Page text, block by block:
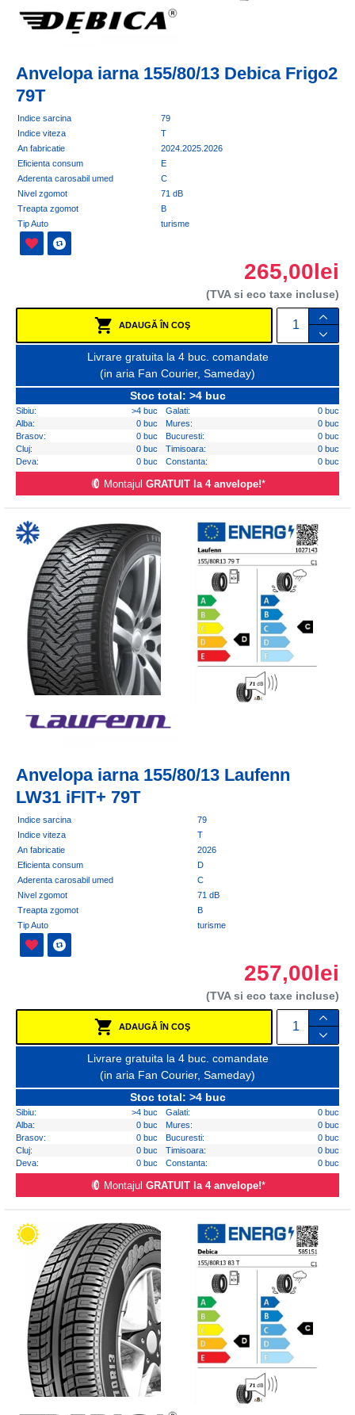
Anvelopa iarna 155/80/13 Debica Frigo2
79T
Indice sarcina
79
Indice viteza
T
An fabricatie
2024.2025.2026
Eficienta consum
E
Aderenta carosabil umed
C
Nivel zgomot
71 dB
Treapta zgomot
B
Tip Auto
turisme
265,00lei
(TVA si eco taxe incluse)
ADAUGĂ ÎN COŞ
Livrare gratuita la 4 buc. comandate
(in aria Fan Courier, Sameday)
Stoc total: >4 buc
Sibiu: >4 buc Galati:
0 buc
Alba:
0 buc Mures:
0 buc
Brasov:
0 buc Bucuresti:
0 buc
Cluj:
0 buc Timisoara:
0 buc
Deva:
0 buc Constanta: 0 buc
Montajul GRATUIT la 4 anvelope!*
Anvelopa iarna 155/80/13 Laufenn
LW31 iFIT+ 79T
Indice sarcina
79
Indice viteza
T
An fabricatie
2026
Eficienta consum
D
Aderenta carosabil umed
C
Nivel zgomot
71 dB
Treapta zgomot
B
Tip Auto
turisme
257,00lei
(TVA si eco taxe incluse)
ADAUGĂ ÎN COŞ
Livrare gratuita la 4 buc. comandate
(in aria Fan Courier, Sameday)
Stoc total: >4 buc
Sibiu: >4 buc Galati:
0 buc
Alba:
0 buc Mures:
0 buc
Brasov:
0 buc Bucuresti:
0 buc
Cluj:
0 buc Timisoara:
0 buc
Deva:
0 buc Constanta: 0 buc
Montajul GRATUIT la 4 anvelope!*